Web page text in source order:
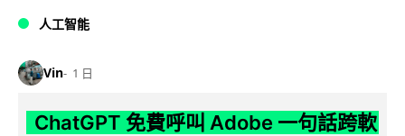
人工智能
Vin 1 日
ChatGPT 免費呼叫 Adobe 一句話跨軟